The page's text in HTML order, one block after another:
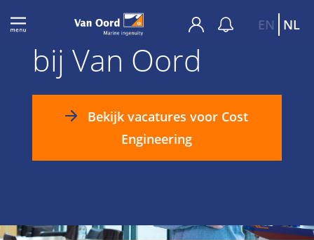
EN NL
Cost Engineering
bij Van Oord
Bekijk vacatures voor Cost
Engineering